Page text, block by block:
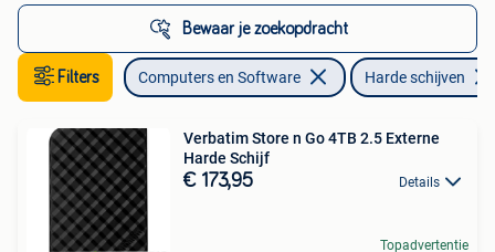
Bewaar je zoekopdracht
Filters Computers en Software Harde schijven
Verbatim Store n Go 4TB 2.5 Externe
Harde Schijf
€ 173,95 Details
Topadvertentie